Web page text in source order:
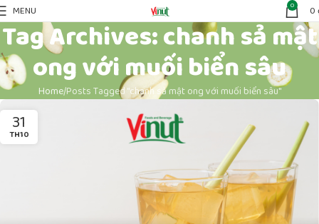
MENU 0 0
Tag Archives: chanh sả mật
ong với muối biển sâu
HomePosts Tagged "chanh sả mật ong với muối biển sâu"
31
TH10